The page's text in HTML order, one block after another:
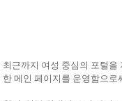
최근까지 여성 중심의 포털
한 메인 페이지를 운영함으